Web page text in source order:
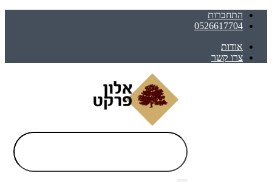
התחברות
0526617704
אודות
צרו קשר